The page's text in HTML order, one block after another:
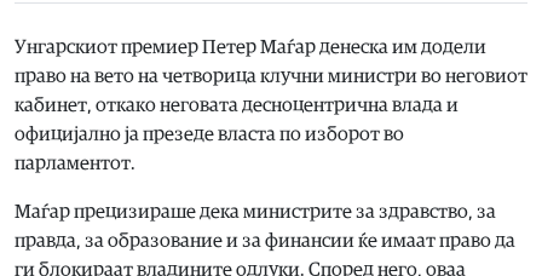
Унгарскиот премиер Петер Маѓар денеска им додели
право на вето на четворица клучни министри во неговиот
кабинет, откако неговата десноцентрична влада и
официјално ја презеде власта по изборот во
парламентот.
Маѓар прецизираше дека министрите за здравство, за
правда, за образование и за финансии ќе имаат право да
ги блокираат владините одлуки. Според него, оваа